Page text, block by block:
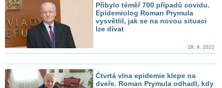
Přibylo téměř 700 případů covidu.
Epidemiolog Roman Prymula
vysvětlil, jak se na novou situaci
lze dívat
28. 9. 2021
Čtvrtá vlna epidemie klepe na
dveře. Roman Prymula odhadl, kdy